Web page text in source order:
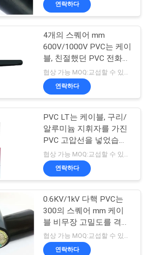
의하여 넣어
이블
이블
76
연락하다
4개의 스퀘어 mm
600V/1000V PVC는 케이
블, 친절했던 PVC 전화선
Eco를 격리했습니다
연락하다
PVC LT는 케이블, 구리/
알루미늄 지휘자를 가진
PVC 고압선을 넣었습니
다
연락하다
0.6KV/1kV 다핵 PVC는
300의 스퀘어 mm 케이
블 비무장 고밀도를 격리
했습니다
협상 가능 MOQ:교섭할 수 있습니다
연락하다